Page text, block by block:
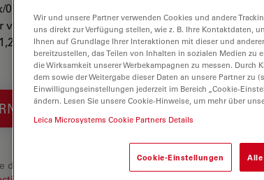
PH2 hat eine Vergrößerung von
0,55. Für Trockenimmersion, mit
mm freiem Arbeitsabstand und
die perfekte Lösung. Erkunden Sie
Wir und unsere Partner verwenden Cookies und andere
uns direkt zur Verfügung stellen, wie z. B. Ihre Kontaktdaten,
Ihnen auf Grundlage Ihrer Interaktionen mit dieser und
bereitzustellen, das Teilen von Inhalten in sozialen Medien
die Wirksamkeit unserer Werbekampagnen zu messen. Durch
dem sowie der Weitergabe dieser Daten an unsere Partner zu
Einwilligungseinstellungen jederzeit im Bereich „Cookie-
ändern. Lesen Sie unsere Cookie-Hinweise, um mehr über
Leica Microsystems Cookie Partners Details
Cookie-Einstellungen Alle